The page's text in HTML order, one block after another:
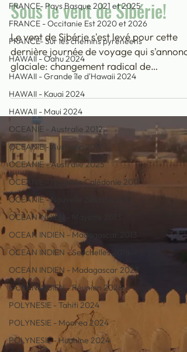
FRANCE- Pays Basque 2021 et 2025
FRANCE - Occitanie Est 2020 et 2026
FRANCE- Sur les chemins pyrénéens
HAWAII - Oahu 2024
HAWAII - Grande île d'Hawaii 2024
HAWAII - Kauai 2024
HAWAII - Maui 2024
OCEANIE - Australie 2012
OCEANIE - Australie 2017
OCEANIE - Australie 2023
OCEANIE - Nouvelle Calédonie 2017
OCEANIE - Nouvelle Zélande 2017
OCEAN INDIEN - Mayotte 2013
OCEAN INDIEN - Madagascar 2013
OCEAN INDIEN - Seychelles 2018
OCEAN INDIEN - Madagascar 2023
OCEAN INDIEN - Réunion 2026
POLYNESIE - Tahiti 2024
POLYNESIE - Moorea 2024
POLYNESIE - Huahine 2024
ASIE CENTRALE
Sous le vent de Sibérie!
Le vent de Sibérie s'est levé pour cette
dernière journée de voyage qui s'annonce
glaciale: changement radical de
températures, on enfile...